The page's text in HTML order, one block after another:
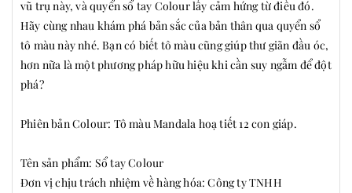
vũ trụ này, và quyển sổ tay Colour lấy cảm hứng từ điều đó.
Hãy cùng nhau khám phá bản sắc của bản thân qua quyển sổ
tô màu này nhé. Bạn có biết tô màu cũng giúp thư giãn đầu óc,
hơn nữa là một phương pháp hữu hiệu khi cần suy ngẫm để đột
phá?
Phiên bản Colour: Tô màu Mandala hoạ tiết 12 con giáp.
Tên sản phẩm: Sổ tay Colour
Đơn vị chịu trách nhiệm về hàng hóa: Công ty TNHH